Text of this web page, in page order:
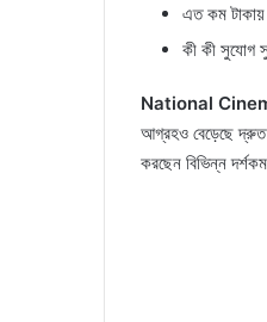
এত কম টাকায়
কী কী সুযোগ
National
আগ্রহও বেড়েছে দ্রুত।
করছেন বিভিন্ন